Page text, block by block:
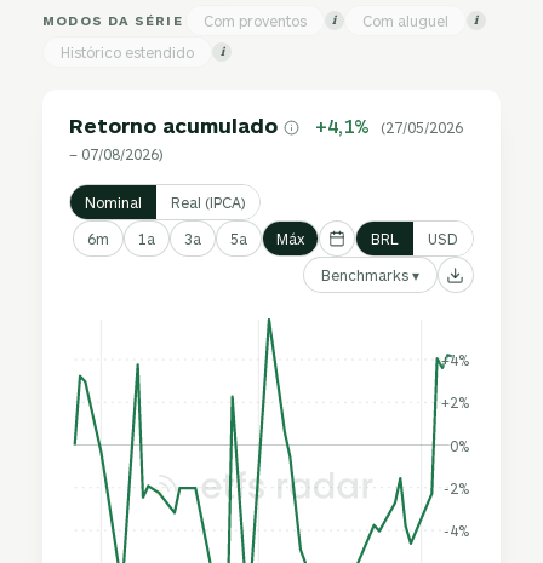
MODOS DA SÉRIE Com proventos i Com aluguel i
Histórico estendido i
Retorno acumulado +4,1%
(27/05/2026
– 07/08/2026)
Nominal Real (IPCA)
6m 1a 3a 5a Máx BRL USD
Benchmarks ▾
-4%
-2%
0%
+2%
+4%